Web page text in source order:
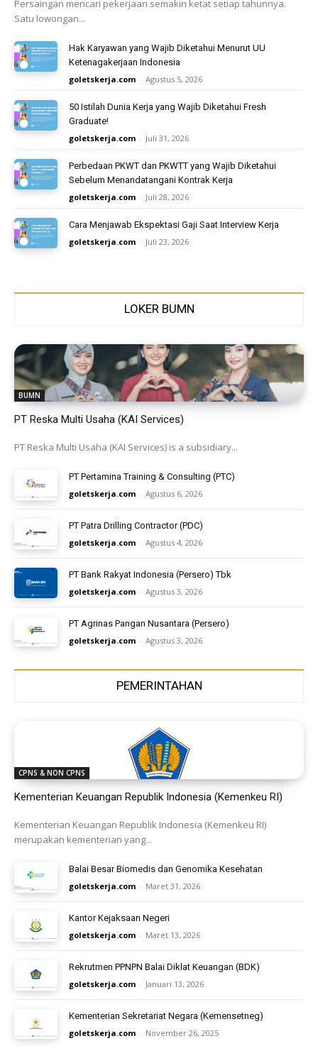
Persaingan mencari pekerjaan semakin ketat setiap tahunnya.
Satu lowongan...
Hak Karyawan yang Wajib Diketahui Menurut UU
Ketenagakerjaan Indonesia
goletskerja.com - Agustus 5, 2026
50 Istilah Dunia Kerja yang Wajib Diketahui Fresh
Graduate!
goletskerja.com - Juli 31, 2026
Perbedaan PKWT dan PKWTT yang Wajib Diketahui
Sebelum Menandatangani Kontrak Kerja
goletskerja.com - Juli 28, 2026
Cara Menjawab Ekspektasi Gaji Saat Interview Kerja
goletskerja.com - Juli 23, 2026
LOKER BUMN
BUMN
PT Reska Multi Usaha (KAI Services)
PT Reska Multi Usaha (KAI Services) is a subsidiary...
PT Pertamina Training & Consulting (PTC)
goletskerja.com - Agustus 6, 2026
PT Patra Drilling Contractor (PDC)
goletskerja.com - Agustus 4, 2026
PT Bank Rakyat Indonesia (Persero) Tbk
goletskerja.com - Agustus 3, 2026
PT Agrinas Pangan Nusantara (Persero)
goletskerja.com - Agustus 3, 2026
PEMERINTAHAN
CPNS & NON CPNS
Kementerian Keuangan Republik Indonesia (Kemenkeu RI)
Kementerian Keuangan Republik Indonesia (Kemenkeu RI)
merupakan kementerian yang...
Balai Besar Biomedis dan Genomika Kesehatan
goletskerja.com - Maret 31, 2026
Kantor Kejaksaan Negeri
goletskerja.com - Maret 13, 2026
Rekrutmen PPNPN Balai Diklat Keuangan (BDK)
goletskerja.com - Januari 13, 2026
Kementerian Sekretariat Negara (Kemensetneg)
goletskerja.com - November 26, 2025